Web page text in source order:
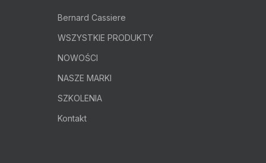
Bernard Cassiere
WSZYSTKIE PRODUKTY
NOWOŚCI
NASZE MARKI
SZKOLENIA
Kontakt